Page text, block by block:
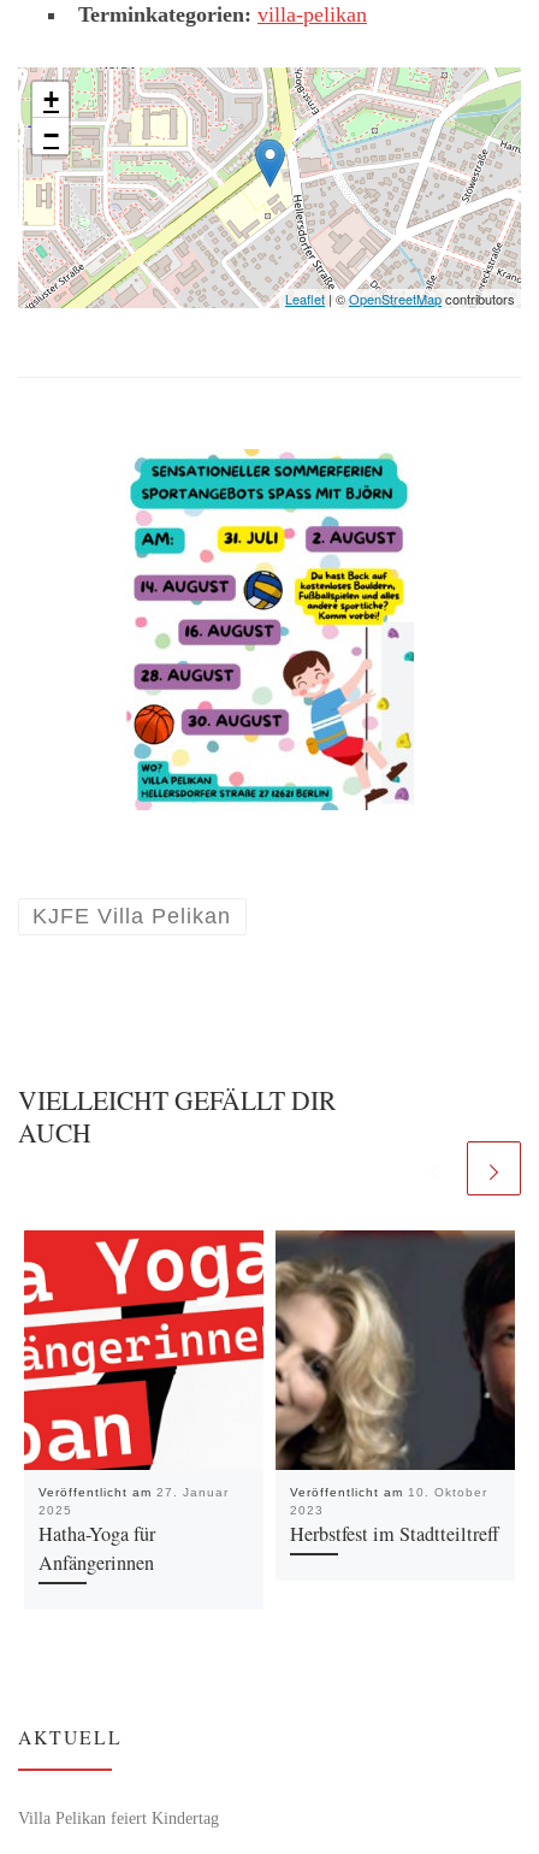
Terminkategorien: villa-pelikan
+
−
Leaflet | ©OpenStreetMapcontributors
KJFE Villa Pelikan
VIELLEICHT GEFÄLLT DIR
AUCH
Veröffentlicht am 27. Januar
2025
Hatha-Yoga für
Anfängerinnen
Veröffentlicht am 10. Oktober
2023
Herbstfest im Stadtteiltreff
AKTUELL
Villa Pelikan feiert Kindertag